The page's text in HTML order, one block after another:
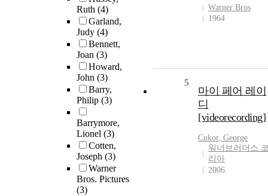
Ruth (4)
Garland,
Judy (4)
Bennett,
Joan (3)
Howard,
John (3)
Barry,
Philip (3)
Barrymore,
Lionel (3)
Cotten,
Joseph (3)
Warner
Bros. Pictures
(3)
Warner Bros
1964
5
마이 페어 레이
디
[videorecording]
Cukor, George
워너브러더스
리아
2006